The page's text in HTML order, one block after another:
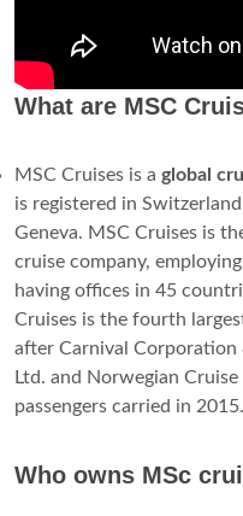
What are MSC
MSC Cruises is a global
is registered in
Geneva. MSC Cruises is
cruise company,
having offices in 45
Cruises is the fourth
after Carnival Corporation
Ltd. and Norwegian
passengers carried in 2015.
Who owns MSc